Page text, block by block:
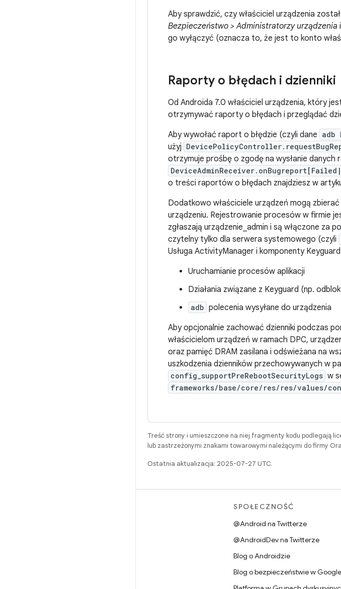
Aby sprawdzić, czy właściciel urządzenia
Bezpieczeństwo > Administratorzy urządzenia
go wyłączyć (oznacza to, że jest to konto
Raporty o błędach i dzienniki
Od Androida 7.0 właściciel urządzenia, który
otrzymywać raporty o błędach i przeglądać
Aby wywołać raport o błędzie (czyli dane adb
użyj
otrzymuje prośbę o zgodę na wysłanie danych
o treści raportów o błędach znajdziesz w
Dodatkowo właściciele urządzeń mogą zbierać
urządzeniu. Rejestrowanie procesów w firmie
zgłaszają urządzenie_admin i są włączone
czytelny tylko dla serwera systemowego (czyli
Usługa ActivityManager i komponenty
Uruchamianie procesów aplikacji
Działania związane z Keyguard (np.
adb polecenia wysyłane do urządzenia
Aby opcjonalnie zachować dzienniki podczas
właścicielom urządzeń w ramach DPC,
oraz pamięć DRAM zasilana i odświeżana na
uszkodzenia dzienników przechowywanych w
config_supportPreRebootSecurityLogs w
frameworks/base/core/res/res/values/
Treść strony i umieszczone na niej fragmenty kodu podlegają
lub zastrzeżonymi znakami towarowymi należącymi do firmy
Ostatnia aktualizacja: 2025-07-27 UTC.
SPOŁECZNOŚĆ
@Android na Twitterze
@AndroidDev na Twitterze
Blog o Androidzie
Blog o bezpieczeństwie w Google